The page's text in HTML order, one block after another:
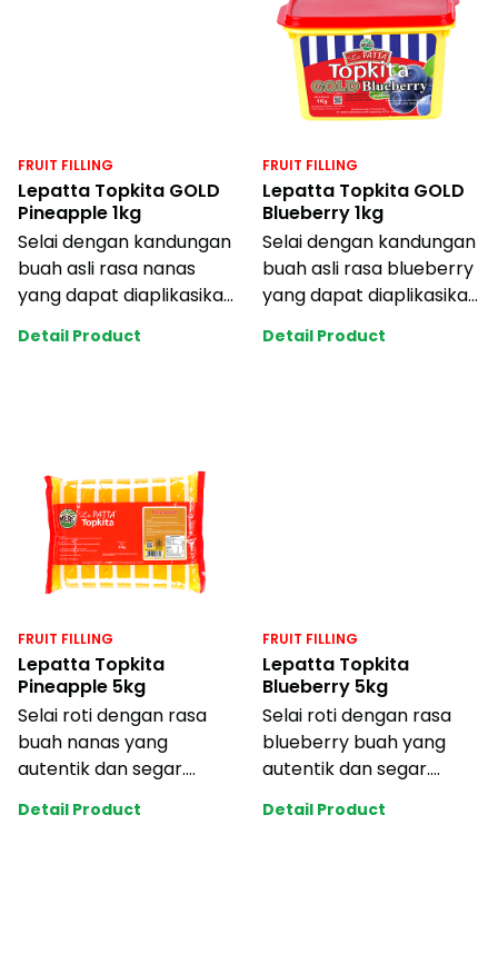
FRUIT FILLING
Lepatta Topkita GOLD
Pineapple 1kg
Selai dengan kandungan
buah asli rasa nanas
yang dapat diaplikasikan
pastry
Detail Product
FRUIT FILLING
Lepatta Topkita GOLD
Blueberry 1kg
Selai dengan kandungan
buah asli rasa blueberry
yang dapat diaplikasikan
pas
Detail Product
FRUIT FILLING
Lepatta Topkita
Pineapple 5kg
Selai roti dengan rasa
buah nanas yang
autentik dan segar.
memiliki tekstur yang k
Detail Product
FRUIT FILLING
Lepatta Topkita
Blueberry 5kg
Selai roti dengan rasa
blueberry buah yang
autentik dan segar.
memiliki tekstur yang
Detail Product